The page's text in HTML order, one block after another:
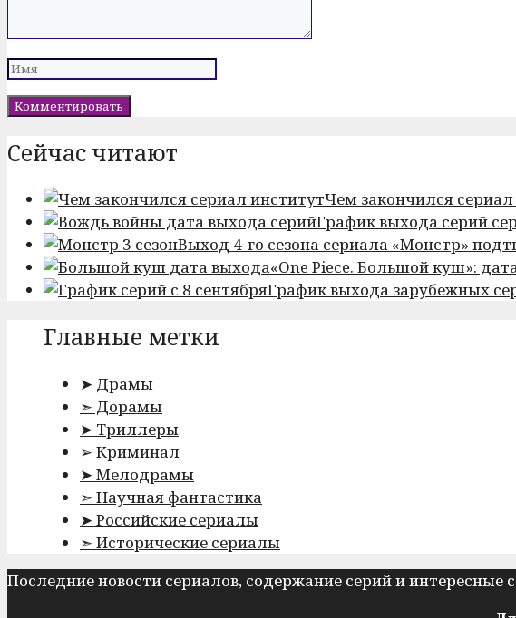
Имя
Сейчас читают
Чем закончился
График выхода серий
Выход 4-го сезона сериала «Монстр»
«One Piece. Большой куш»:
График выхода зарубежных
Главные метки
➤ Драмы
➣ Дорамы
➤ Триллеры
➢ Криминал
➤ Мелодрамы
➣ Научная фантастика
➤ Российские сериалы
➣ Исторические сериалы
Последние новости сериалов, содержание серий и интересные